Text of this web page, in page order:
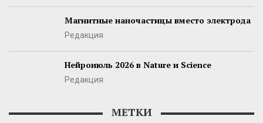
Магнитные наночастицы вместо электрода
Редакция
Нейроиюль 2026 в Nature и Science
Редакция
МЕТКИ